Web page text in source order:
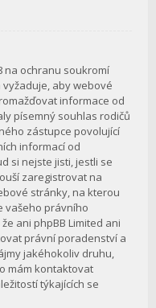
na ochranu soukromí
aby webové
informace od
písemný souhlas rodičů
zástupce povolující
informací od
si nejste jisti, jestli se
zaregistrovat na
stránky, na kterou
vašeho právního
ani phpBB Limited ani
právní poradenství a
jakéhokoliv druhu,
mám kontaktovat
týkajících se